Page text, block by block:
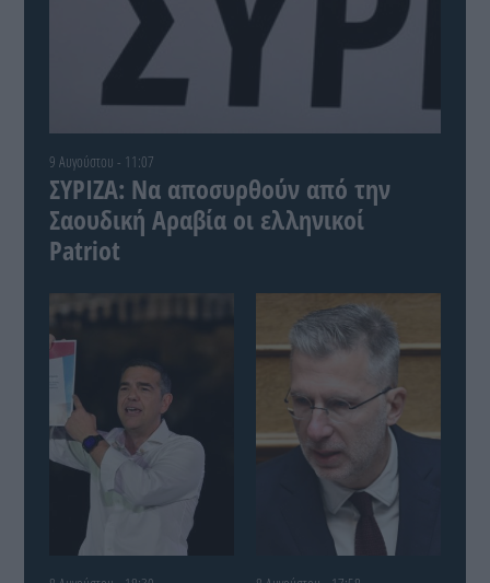
9 Αυγούστου - 11:07
ΣΥΡΙΖΑ: Να αποσυρθούν από την
Σαουδική Αραβία οι ελληνικοί
Patriot